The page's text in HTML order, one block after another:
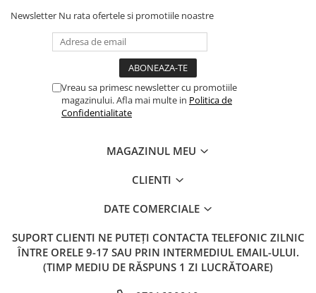
Newsletter Nu rata ofertele si promotiile noastre
Vreau sa primesc newsletter cu promotiile
magazinului. Afla mai multe in Politica de
Confidentialitate
MAGAZINUL MEU
CLIENTI
DATE COMERCIALE
SUPORT CLIENTI NE PUTEȚI CONTACTA TELEFONIC ZILNIC
ÎNTRE ORELE 9-17 SAU PRIN INTERMEDIUL EMAIL-ULUI.
(TIMP MEDIU DE RĂSPUNS 1 ZI LUCRĂTOARE)